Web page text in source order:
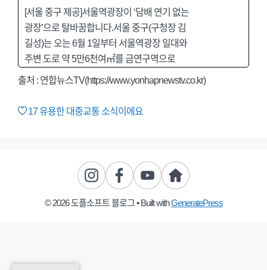
[서울 중구 제공]서울역광장이 ‘담배 연기 없는
광장’으로 탈바꿈합니다.서울 중구(구청장 김
길성)는 오는 6월 1일부터 서울역광장 일대와
주변 도로 약 5만6천여㎡를 금연구역으로
출처 : 연합뉴스TV(https://www.yonhapnewstv.co.kr)
17유용한 대중교통 소식이에요
© 2026 도플소프트 블로그• Built withGeneratePress